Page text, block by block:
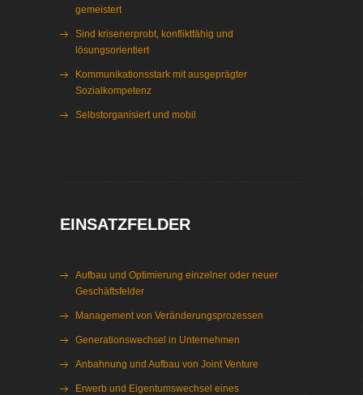
gemeistert
Sind krisenerprobt, konfliktfähig und
lösungsorientiert
Kommunikationsstark mit ausgeprägter
Sozialkompetenz
Selbstorganisiert und mobil
EINSATZFELDER
Aufbau und Optimierung einzelner oder neuer
Geschäftsfelder
Management von Veränderungsprozessen
Generationswechsel in Unternehmen
Anbahnung und Aufbau von Joint Venture
Erwerb und Eigentumswechsel eines